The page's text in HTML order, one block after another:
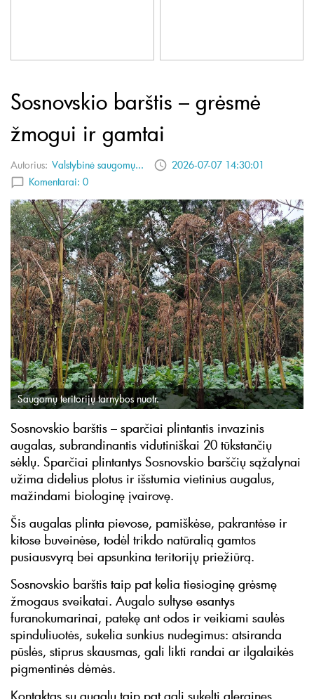
Sosnovskio barštis – grėsmė
žmogui ir gamtai
Autorius: Valstybinė saugomų...
2026-07-07 14:30:01
Komentarai: 0
Saugomų teritorijų tarnybos nuotr.
Sosnovskio barštis – sparčiai plintantis invazinis
augalas, subrandinantis vidutiniškai 20 tūkstančių
sėklų. Sparčiai plintantys Sosnovskio barščių sąžalynai
užima didelius plotus ir išstumia vietinius augalus,
mažindami biologinę įvairovę.
Šis augalas plinta pievose, pamiškėse, pakrantėse ir
kitose buveinėse, todėl trikdo natūralią gamtos
pusiausvyrą bei apsunkina teritorijų priežiūrą.
Sosnovskio barštis taip pat kelia tiesioginę grėsmę
žmogaus sveikatai. Augalo sultyse esantys
furanokumarinai, patekę ant odos ir veikiami saulės
spinduliuotės, sukelia sunkius nudegimus: atsiranda
pūslės, stiprus skausmas, gali likti randai ar ilgalaikės
pigmentinės dėmės.
Kontaktas su augalu taip pat gali sukelti alergines